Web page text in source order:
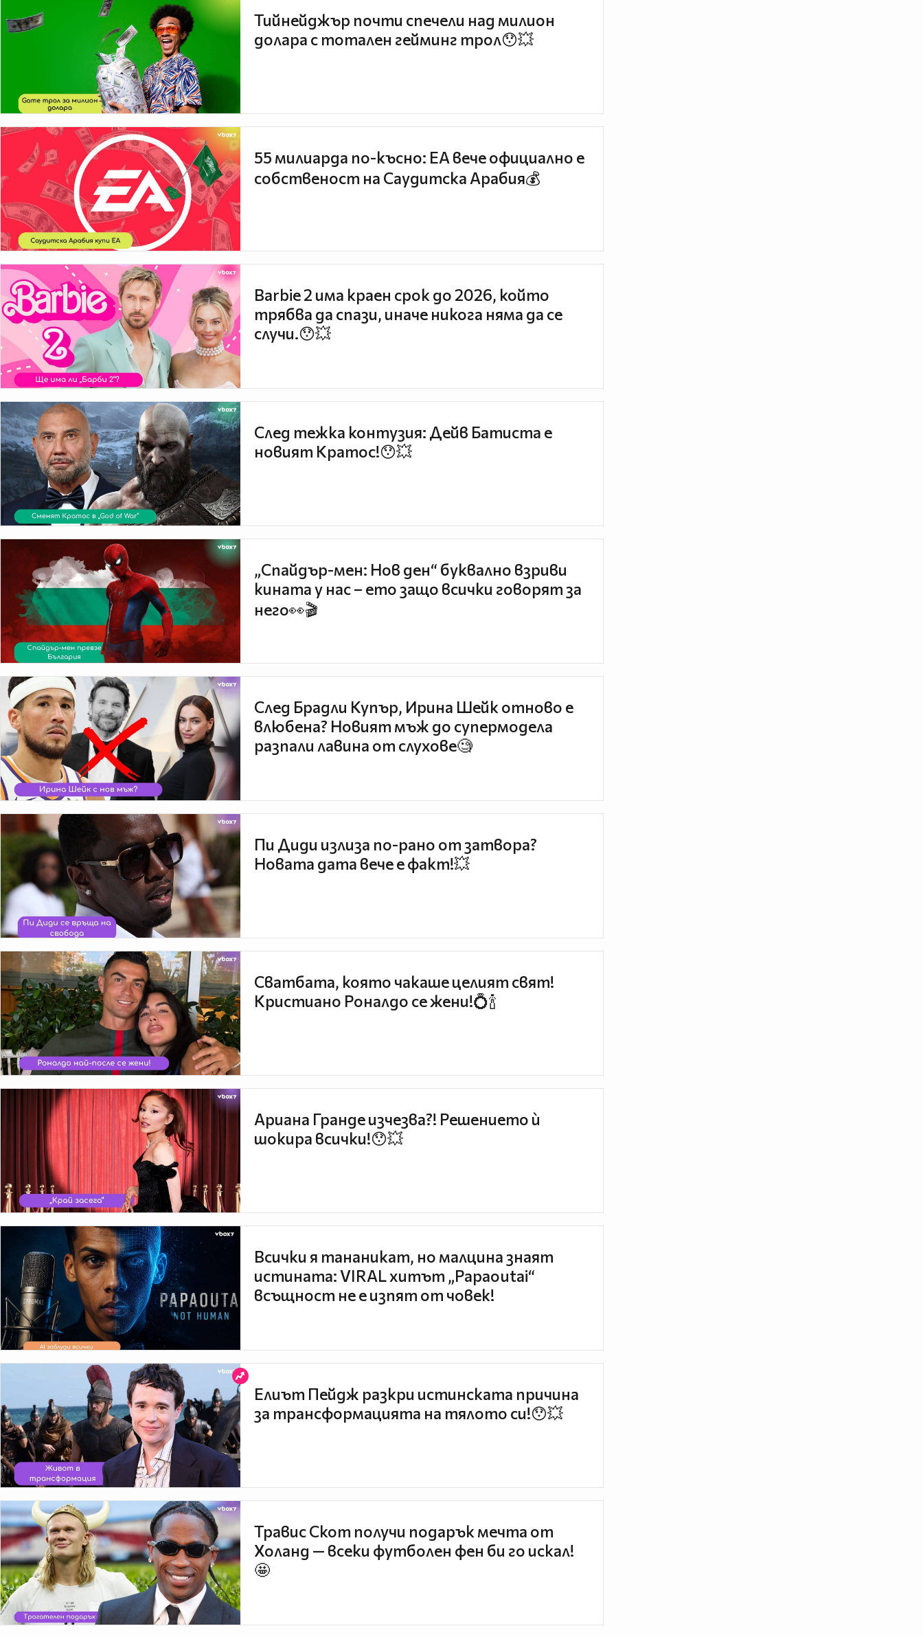
Тийнейджър почти спечели над милион
долара с тотален гейминг трол😯💥
55 милиарда по-късно: EA вече официално е
собственост на Саудитска Арабия💰
Barbie 2 има краен срок до 2026, който
трябва да спази, иначе никога няма да се
случи.😯💥
След тежка контузия: Дейв Батиста е
новият Кратос!😯💥
„Спайдър-мен: Нов ден“ буквално взриви
кината у нас – ето защо всички говорят за
него👀🎬
След Брадли Купър, Ирина Шейк отново е
влюбена? Новият мъж до супермодела
разпали лавина от слухове🧐
Пи Диди излиза по-рано от затвора?
Новата дата вече е факт!💥
Сватбата, която чакаше целият свят!
Кристиано Роналдо се жени!💍🍾
Ариана Гранде изчезва?! Решението ѝ
шокира всички!😯💥
Всички я тананикат, но малцина знаят
истината: VIRAL хитът „Papaoutai“
всъщност не е изпят от човек!
Елиът Пейдж разкри истинската причина
за трансформацията на тялото си!😯💥
Травис Скот получи подарък мечта от
Холанд — всеки футболен фен би го искал!
🤩